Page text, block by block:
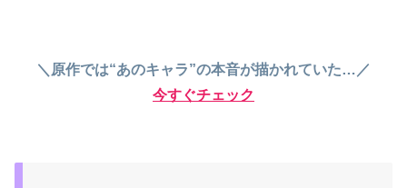
＼原作では“あのキャラ”の本音が描かれていた…／
今すぐチェック